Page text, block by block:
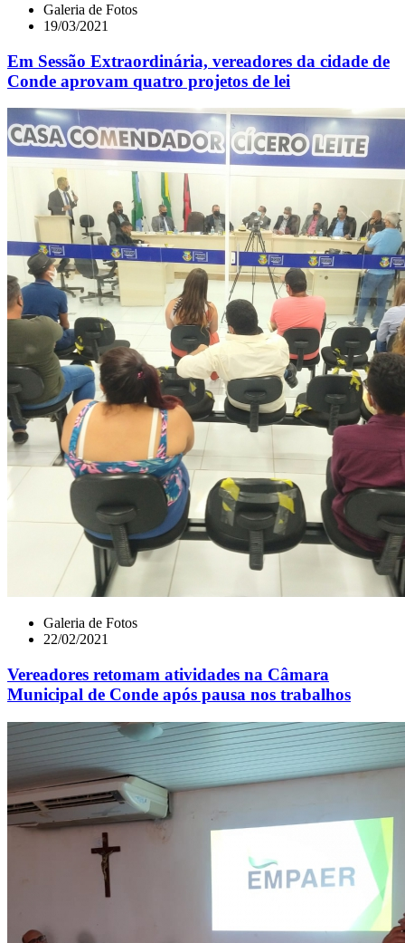
Galeria de Fotos
19/03/2021
Em Sessão Extraordinária, vereadores da cidade de
Conde aprovam quatro projetos de lei
Galeria de Fotos
22/02/2021
Vereadores retomam atividades na Câmara
Municipal de Conde após pausa nos trabalhos